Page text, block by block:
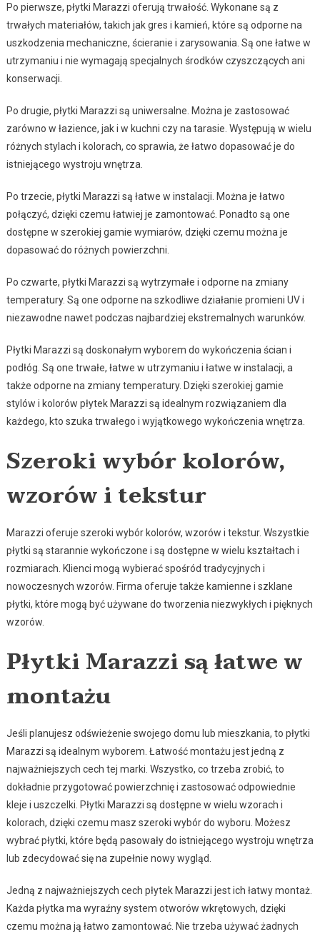
Po pierwsze, płytki Marazzi oferują trwałość. Wykonane są z
trwałych materiałów, takich jak gres i kamień, które są odporne na
uszkodzenia mechaniczne, ścieranie i zarysowania. Są one łatwe w
utrzymaniu i nie wymagają specjalnych środków czyszczących ani
konserwacji.
Po drugie, płytki Marazzi są uniwersalne. Można je zastosować
zarówno w łazience, jak i w kuchni czy na tarasie. Występują w wielu
różnych stylach i kolorach, co sprawia, że łatwo dopasować je do
istniejącego wystroju wnętrza.
Po trzecie, płytki Marazzi są łatwe w instalacji. Można je łatwo
połączyć, dzięki czemu łatwiej je zamontować. Ponadto są one
dostępne w szerokiej gamie wymiarów, dzięki czemu można je
dopasować do różnych powierzchni.
Po czwarte, płytki Marazzi są wytrzymałe i odporne na zmiany
temperatury. Są one odporne na szkodliwe działanie promieni UV i
niezawodne nawet podczas najbardziej ekstremalnych warunków.
Płytki Marazzi są doskonałym wyborem do wykończenia ścian i
podłóg. Są one trwałe, łatwe w utrzymaniu i łatwe w instalacji, a
także odporne na zmiany temperatury. Dzięki szerokiej gamie
stylów i kolorów płytek Marazzi są idealnym rozwiązaniem dla
każdego, kto szuka trwałego i wyjątkowego wykończenia wnętrza.
Szeroki wybór kolorów,
wzorów i tekstur
Marazzi oferuje szeroki wybór kolorów, wzorów i tekstur. Wszystkie
płytki są starannie wykończone i są dostępne w wielu kształtach i
rozmiarach. Klienci mogą wybierać spośród tradycyjnych i
nowoczesnych wzorów. Firma oferuje także kamienne i szklane
płytki, które mogą być używane do tworzenia niezwykłych i pięknych
wzorów.
Płytki Marazzi są łatwe w
montażu
Jeśli planujesz odświeżenie swojego domu lub mieszkania, to płytki
Marazzi są idealnym wyborem. Łatwość montażu jest jedną z
najważniejszych cech tej marki. Wszystko, co trzeba zrobić, to
dokładnie przygotować powierzchnię i zastosować odpowiednie
kleje i uszczelki. Płytki Marazzi są dostępne w wielu wzorach i
kolorach, dzięki czemu masz szeroki wybór do wyboru. Możesz
wybrać płytki, które będą pasowały do istniejącego wystroju wnętrza
lub zdecydować się na zupełnie nowy wygląd.
Jedną z najważniejszych cech płytek Marazzi jest ich łatwy montaż.
Każda płytka ma wyraźny system otworów wkrętowych, dzięki
czemu można ją łatwo zamontować. Nie trzeba używać żadnych